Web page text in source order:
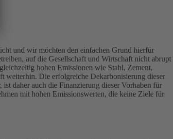
und wir möchten den einfachen Grund hierfür
auf die Gesellschaft und Wirtschaft nicht abrupt
hohen Emissionen wie Stahl, Zement,
weiterhin. Die erfolgreiche Dekarbonisierung dieser
daher auch die Finanzierung dieser Vorhaben für
mit hohen Emissionswerten, die keine Ziele für